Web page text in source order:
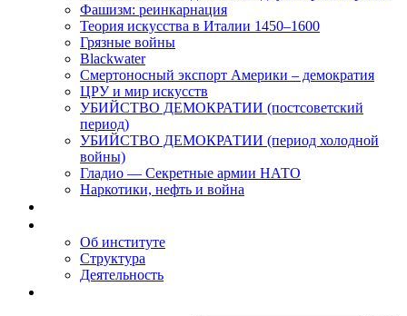
Фашизм: реинкарнация
Теория искусства в Италии 1450–1600
Грязные войны
Blackwater
Смертоносный экспорт Америки – демократия
ЦРУ и мир искусств
УБИЙСТВО ДЕМОКРАТИИ (постсоветский
период)
УБИЙСТВО ДЕМОКРАТИИ (период холодной
войны)
Гладио — Секретные армии НАТО
Наркотики, нефть и война
Об институте
Структура
Деятельность